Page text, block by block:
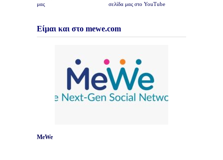
μας
σελίδα μας στο YouTube
Είμαι και στο mewe.com
MeWe